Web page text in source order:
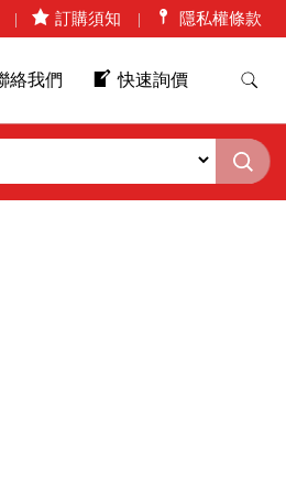
訂購須知 隱私權條款
絡我們 快速詢價